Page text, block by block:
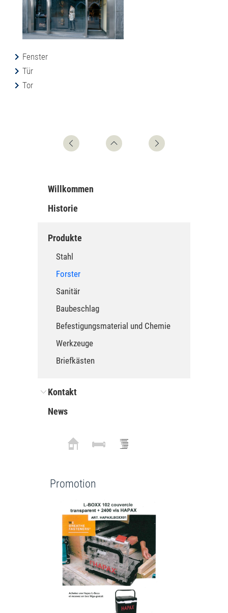
Fenster
Tür
Tor
Willkommen
Historie
Produkte
Stahl
Forster
Sanitär
Baubeschlag
Befestigungsmaterial und Chemie
Werkzeuge
Briefkästen
Kontakt
News
Promotion